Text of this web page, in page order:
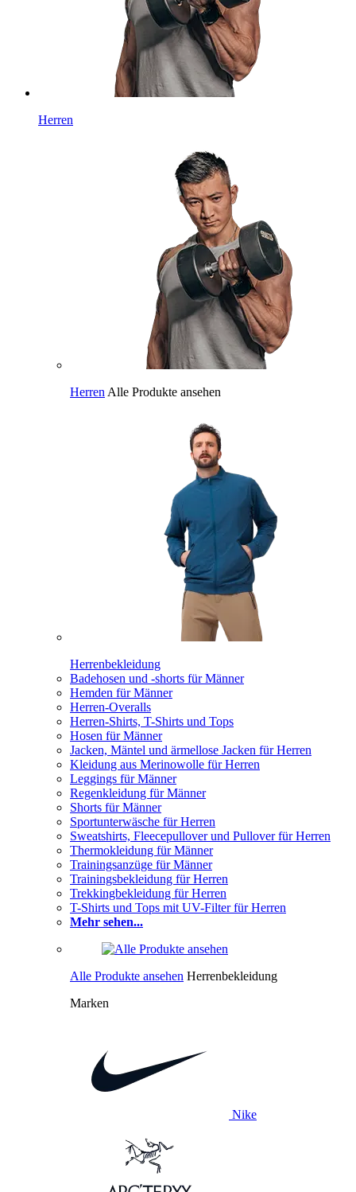
Herren
Herren Alle Produkte ansehen
Herrenbekleidung
Badehosen und -shorts für Männer
Hemden für Männer
Herren-Overalls
Herren-Shirts, T-Shirts und Tops
Hosen für Männer
Jacken, Mäntel und ärmellose Jacken für Herren
Kleidung aus Merinowolle für Herren
Leggings für Männer
Regenkleidung für Männer
Shorts für Männer
Sportunterwäsche für Herren
Sweatshirts, Fleecepullover und Pullover für Herren
Thermokleidung für Männer
Trainingsanzüge für Männer
Trainingsbekleidung für Herren
Trekkingbekleidung für Herren
T-Shirts und Tops mit UV-Filter für Herren
Mehr sehen...
Alle Produkte ansehen Herrenbekleidung
Marken
Nike